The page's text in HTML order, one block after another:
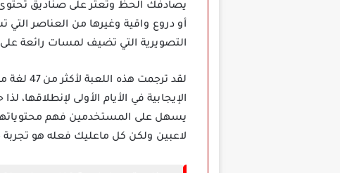
يصادفك الحظ وتعثر على صناديق
أو دروع واقية وغيرها من العناصر
التصويرية التي تضيف لمسات رائعة على
لقد
الإيجابية في الأيام الأولى
لاعبين ولكن كل ماعليك فعله هو